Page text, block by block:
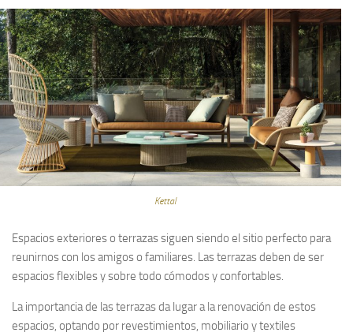
Kettal
Espacios exteriores o terrazas siguen siendo el sitio perfecto para
reunirnos con los amigos o familiares. Las terrazas deben de ser
espacios flexibles y sobre todo cómodos y confortables.
La importancia de las terrazas da lugar a la renovación de estos
espacios, optando por revestimientos, mobiliario y textiles